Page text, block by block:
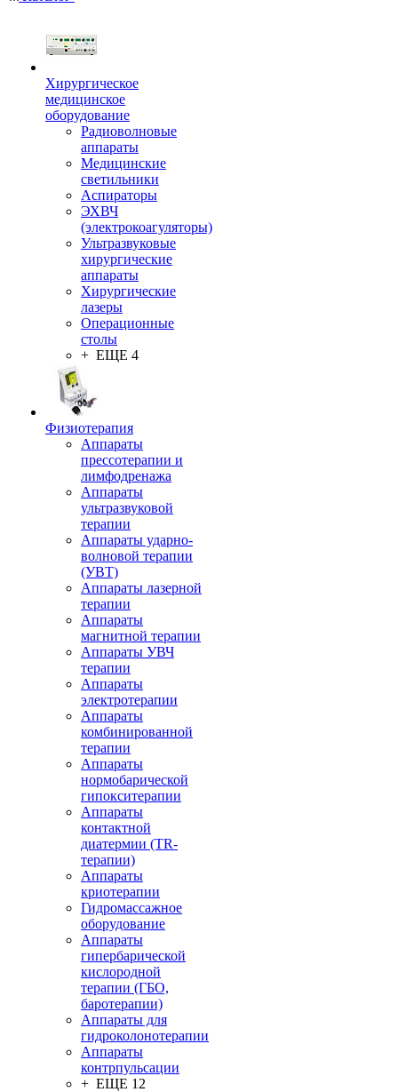
Хирургическое
медицинское
оборудование
Радиоволновые
аппараты
Медицинские
светильники
Аспираторы
ЭХВЧ
(электрокоагуляторы)
Ультразвуковые
хирургические
аппараты
Хирургические
лазеры
Операционные
столы
+ ЕЩЕ 4
Физиотерапия
Аппараты
прессотерапии и
лимфодренажа
Аппараты
ультразвуковой
терапии
Аппараты ударно-
волновой терапии
(УВТ)
Аппараты лазерной
терапии
Аппараты
магнитной терапии
Аппараты УВЧ
терапии
Аппараты
электротерапии
Аппараты
комбинированной
терапии
Аппараты
нормобарической
гипокситерапии
Аппараты
контактной
диатермии (TR-
терапии)
Аппараты
криотерапии
Гидромассажное
оборудование
Аппараты
гипербарической
кислородной
терапии (ГБО,
баротерапии)
Аппараты для
гидроколонотерапии
Аппараты
контрпульсации
+ ЕЩЕ 12